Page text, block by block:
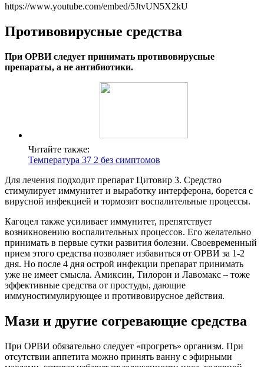
https://www.youtube.com/embed/5JtvUN5X2kU
Противовирусные средства
При ОРВИ следует принимать противовирусные
препараты, а не антибиотики.
Читайте также:
Температура 37 2 без симптомов
Для лечения подходит препарат Цитовир 3. Средство
стимулирует иммунитет и выработку интерферона, борется с
вирусной инфекцией и тормозит воспалительные процессы.
Кагоцел также усиливает иммунитет, препятствует
возникновению воспалительных процессов. Его желательно
принимать в первые сутки развития болезни. Своевременный
прием этого средства позволяет избавиться от ОРВИ за 1-2
дня. Но после 4 дня острой инфекции препарат принимать
уже не имеет смысла. Амиксин, Тилорон и Лавомакс – тоже
эффективные средства от простуды, дающие
иммуностимулирующее и противовирусное действия.
Мази и другие согревающие средства
При ОРВИ обязательно следует «прогреть» организм. При
отсутствии аппетита можно принять ванну с эфирными